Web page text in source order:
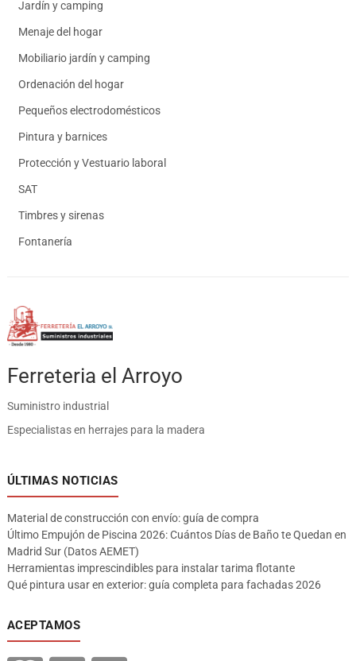
Jardín y camping
Menaje del hogar
Mobiliario jardín y camping
Ordenación del hogar
Pequeños electrodomésticos
Pintura y barnices
Protección y Vestuario laboral
SAT
Timbres y sirenas
Fontanería
Ferreteria el Arroyo
Suministro industrial
Especialistas en herrajes para la madera
ÚLTIMAS NOTICIAS
Material de construcción con envío: guía de compra
Último Empujón de Piscina 2026: Cuántos Días de Baño te Quedan en
Madrid Sur (Datos AEMET)
Herramientas imprescindibles para instalar tarima flotante
Qué pintura usar en exterior: guía completa para fachadas 2026
ACEPTAMOS